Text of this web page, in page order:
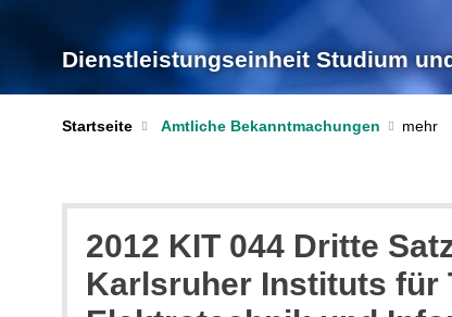
Dienstleistungseinheit Studium
Startseite Amtliche Bekanntmachungen
2012 KIT 044 Dritte
Karlsruher Instituts für